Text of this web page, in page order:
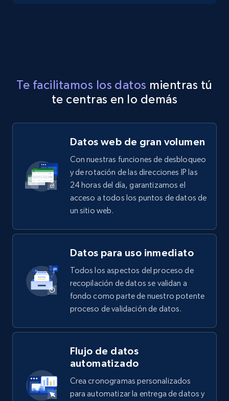
Te facilitamos los datos mientras tú
te centras en lo demás
Datos web de gran volumen
Con nuestras funciones de desbloqueo
y de rotación de las direcciones IP las
24 horas del día, garantizamos el
acceso a todos los puntos de datos de
un sitio web.
Datos para uso inmediato
Todos los aspectos del proceso de
recopilación de datos se validan a
fondo como parte de nuestro potente
proceso de validación de datos.
Flujo de datos
automatizado
Crea cronogramas personalizados
para automatizar la entrega de datos y